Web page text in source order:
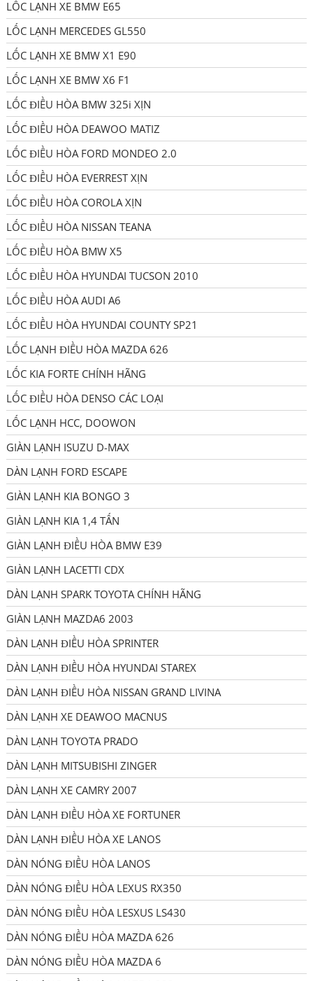
LỐC LẠNH XE BMW E65
LỐC LẠNH MERCEDES GL550
LỐC LẠNH XE BMW X1 E90
LỐC LẠNH XE BMW X6 F1
LỐC ĐIỀU HÒA BMW 325i XỊN
LỐC ĐIỀU HÒA DEAWOO MATIZ
LỐC ĐIỀU HÒA FORD MONDEO 2.0
LỐC ĐIỀU HÒA EVERREST XỊN
LỐC ĐIỀU HÒA COROLA XỊN
LỐC ĐIỀU HÒA NISSAN TEANA
LỐC ĐIỀU HÒA BMW X5
LỐC ĐIỀU HÒA HYUNDAI TUCSON 2010
LỐC ĐIỀU HÒA AUDI A6
LỐC ĐIỀU HÒA HYUNDAI COUNTY SP21
LỐC LẠNH ĐIỀU HÒA MAZDA 626
LỐC KIA FORTE CHÍNH HÃNG
LỐC ĐIỀU HÒA DENSO CÁC LOẠI
LỐC LẠNH HCC, DOOWON
GIÀN LẠNH ISUZU D-MAX
DÀN LẠNH FORD ESCAPE
GIÀN LẠNH KIA BONGO 3
GIÀN LẠNH KIA 1,4 TẤN
GIÀN LẠNH ĐIỀU HÒA BMW E39
GIÀN LẠNH LACETTI CDX
DÀN LẠNH SPARK TOYOTA CHÍNH HÃNG
GIÀN LẠNH MAZDA6 2003
DÀN LẠNH ĐIỀU HÒA SPRINTER
DÀN LẠNH ĐIỀU HÒA HYUNDAI STAREX
DÀN LẠNH ĐIỀU HÒA NISSAN GRAND LIVINA
DÀN LẠNH XE DEAWOO MACNUS
DÀN LẠNH TOYOTA PRADO
DÀN LẠNH MITSUBISHI ZINGER
DÀN LẠNH XE CAMRY 2007
DÀN LẠNH ĐIỀU HÒA XE FORTUNER
DÀN LẠNH ĐIỀU HÒA XE LANOS
DÀN NÓNG ĐIỀU HÒA LANOS
DÀN NÓNG ĐIỀU HÒA LEXUS RX350
DÀN NÓNG ĐIỀU HÒA LESXUS LS430
DÀN NÓNG ĐIỀU HÒA MAZDA 626
DÀN NÓNG ĐIỀU HÒA MAZDA 6